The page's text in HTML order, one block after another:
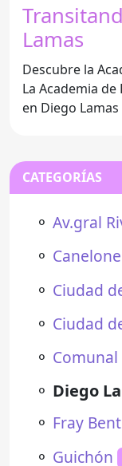
Lamas
Descubre la
La Academia
en Diego
CATEGORÍAS
⚬ Av.gral
⚬
⚬ Ciudad
⚬ Ciudad
⚬ Comunal
⚬ Diego
⚬ Fray
⚬ Guichón